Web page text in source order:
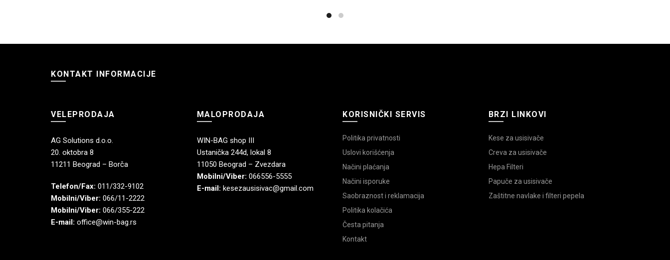
KONTAKT INFORMACIJE
VELEPRODAJA
AG Solutions d.o.o.
20. oktobra 8
11211 Beograd – Borča
Telefon/Fax: 011/332-9102
Mobilni/Viber: 066/11-2222
Mobilni/Viber: 066/355-222
E-mail: office@win-bag.rs
MALOPRODAJA
WIN-BAG shop III
Ustanička 244d, lokal 8
11050 Beograd – Zvezdara
Mobilni/Viber: 066556-5555
E-mail: kesezausisivac@gmail.com
KORISNIČKI SERVIS
Politika privatnosti
Uslovi korišćenja
Načini plaćanja
Načini isporuke
Saobraznost i reklamacija
Politika kolačića
Česta pitanja
Kontakt
BRZI LINKOVI
Kese za usisivače
Creva za usisivače
Hepa Filteri
Papuče za usisivače
Zaštitne navlake i filteri pepela